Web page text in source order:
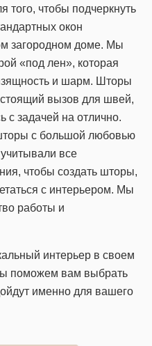
чтобы подчеркнуть
окон
загородном доме. Мы
«под лен», которая
и шарм. Шторы
вызов для швей,
с задачей на отлично.
с большой любовью
все
чтобы создать шторы,
с интерьером. Мы
работы и
интерьер в своем
поможем вам выбрать
именно для вашего